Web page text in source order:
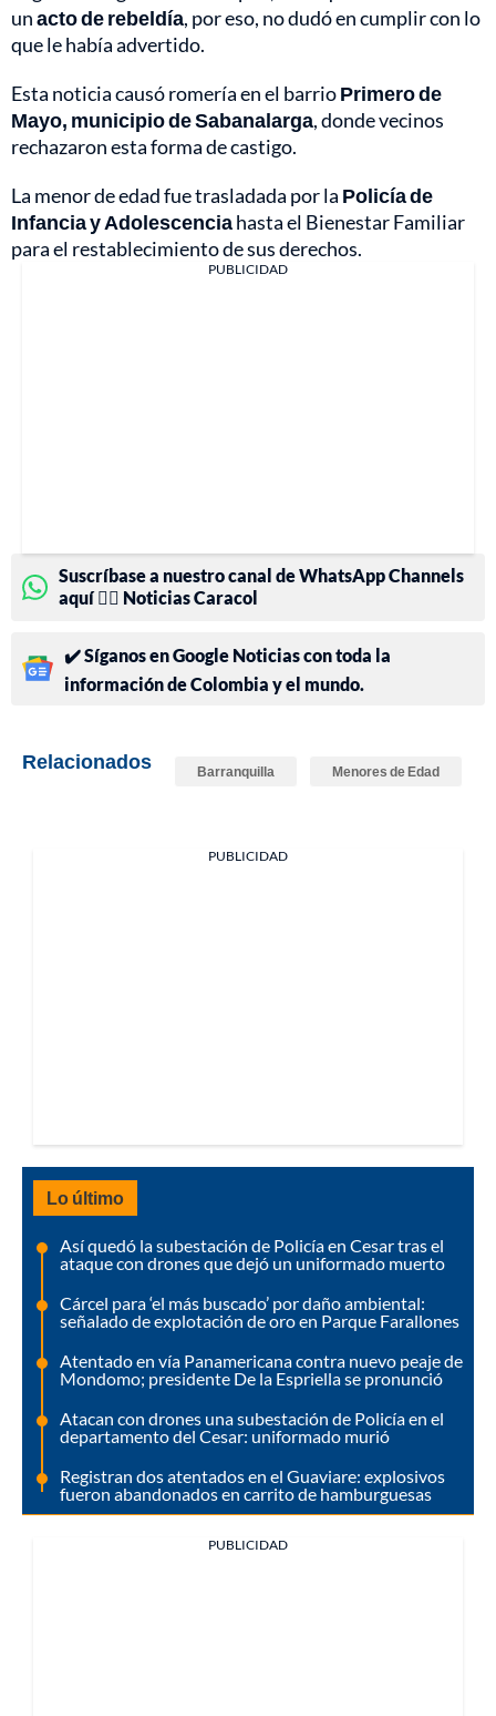
unacto de rebeldía, por eso, no dudó en cumplir con lo
que le había advertido.
Esta noticia causó romería en el barrioPrimero de
Mayo, municipio de Sabanalarga, donde vecinos
rechazaron esta forma de castigo.
La menor de edad fue trasladada por la Policía de
Infancia y Adolescenciahasta el Bienestar Familiar
para el restablecimiento de sus derechos.
PUBLICIDAD
Suscríbase a nuestro canal de WhatsApp Channels
aquí 👉🏻 Noticias Caracol
✔️ Síganos en Google Noticias con toda la
información de Colombia y el mundo.
Relacionados Barranquilla Menores de Edad
PUBLICIDAD
Lo último
Así quedó la subestación de Policía en Cesar tras el
ataque con drones que dejó un uniformado muerto
Cárcel para ‘el más buscado’ por daño ambiental:
señalado de explotación de oro en Parque Farallones
Atentado en vía Panamericana contra nuevo peaje de
Mondomo; presidente De la Espriella se pronunció
Atacan con drones una subestación de Policía en el
departamento del Cesar: uniformado murió
Registran dos atentados en el Guaviare: explosivos
fueron abandonados en carrito de hamburguesas
PUBLICIDAD